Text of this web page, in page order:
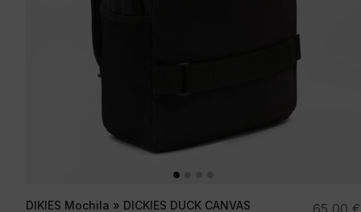
DIKIES Mochila » DICKIES DUCK CANVAS
65,00 €